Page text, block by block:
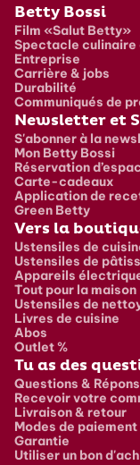
Pied de page
Betty Bossi
Film «Salut Betty»
Spectacle culinaire
Entreprise
Carrière & jobs
Durabilité
Communiqués de
Newsletter et
S'abonner à la
Mon Betty Bossi
Réservation
Carte-cadeaux
Application de
Green Betty
Vers la
Ustensiles de
Ustensiles de
Appareils
Tout pour la maison
Ustensiles de
Livres de cuisine
Abos
Outlet %
Tu as des
Questions &
Recevoir votre
Livraison & retour
Modes de paiement
Garantie
Utiliser un bon